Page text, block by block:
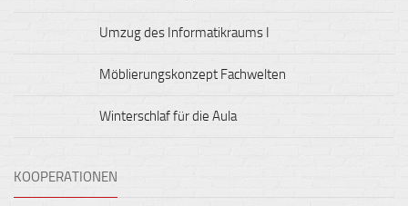
Umzug des Informatikraums I
Möblierungskonzept Fachwelten
Winterschlaf für die Aula
KOOPERATIONEN